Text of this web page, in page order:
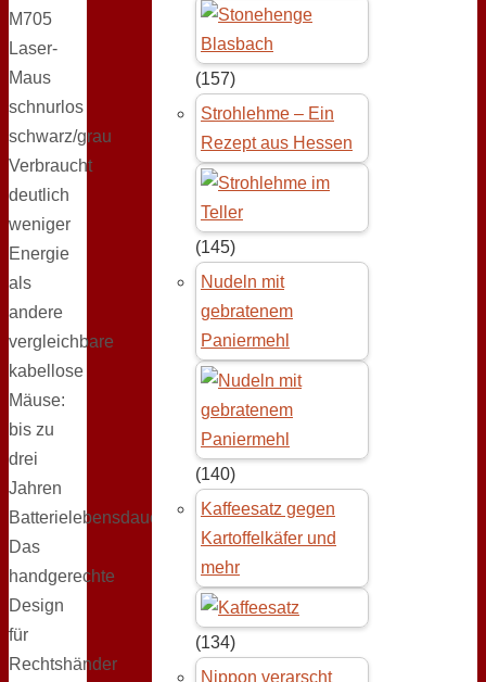
M705
Laser-
Maus
schnurlos
schwarz/grau
Verbraucht
deutlich
weniger
Energie
als
andere
vergleichbare
kabellose
Mäuse:
bis zu
drei
Jahren
Batterielebensdauer
Das
handgerechte
Design
für
Rechtshänder
(157)
Strohlehme – Ein
Rezept aus Hessen
(145)
Nudeln mit
gebratenem
Paniermehl
(140)
Kaffeesatz gegen
Kartoffelkäfer und
mehr
(134)
Nippon verarscht